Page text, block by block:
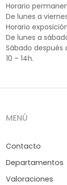
Horario
De lunes a
Horario
De lunes a
Sábado después
10 – 14h.
MENÚ
Contacto
Departamentos
Valoraciones